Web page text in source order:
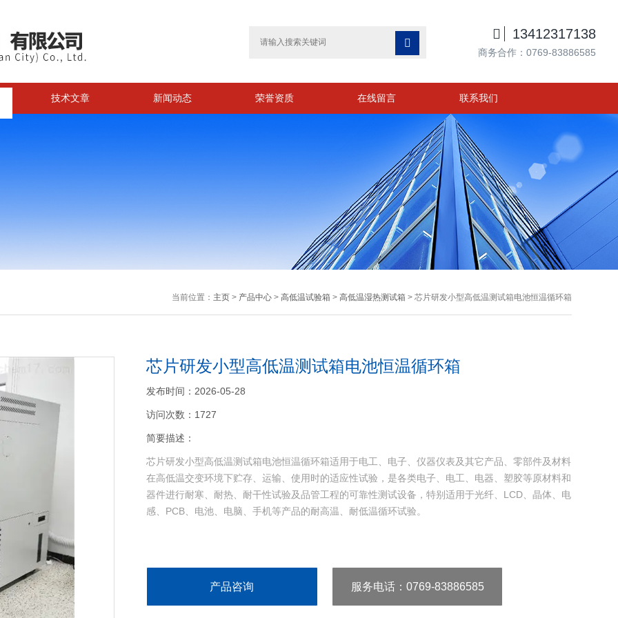

 13412317138
商务合作：0769-83886585
技术文章 新闻动态 荣誉资质 在线留言 联系我们
当前位置： 主页> 产品中心> 高低温试验箱 > 高低温湿热测试箱 > 芯片研发小型高低温测试箱电池恒温循环箱
芯片研发小型高低温测试箱电池恒温循环箱
发布时间：2026-05-28
访问次数：1727
简要描述：
芯片研发小型高低温测试箱电池恒温循环箱适用于电工、电子、仪器仪表及其它产品、零部件及材料
在高低温交变环境下贮存、运输、使用时的适应性试验，是各类电子、电工、电器、塑胶等原材料和
器件进行耐寒、耐热、耐干性试验及品管工程的可靠性测试设备，特别适用于光纤、LCD、晶体、电
感、PCB、电池、电脑、手机等产品的耐高温、耐低温循环试验。
产品咨询 服务电话：0769-83886585